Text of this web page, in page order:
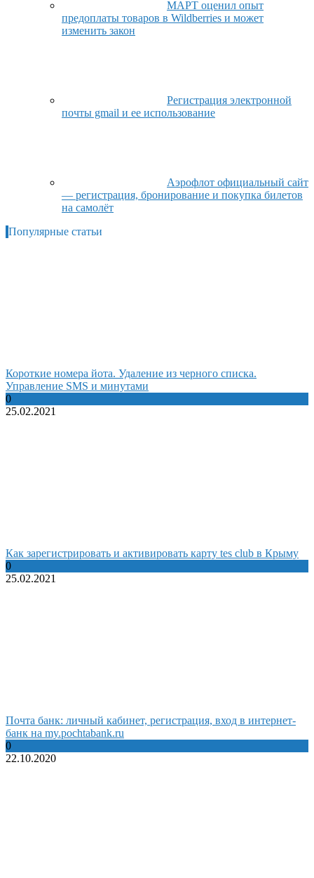
МАРТ оценил опыт
предоплаты товаров в Wildberries и может
изменить закон
Регистрация электронной
почты gmail и ее использование
Аэрофлот официальный сайт
— регистрация, бронирование и покупка билетов
на самолёт
Популярные статьи
Короткие номера йота. Удаление из черного списка.
Управление SMS и минутами
0
25.02.2021
Как зарегистрировать и активировать карту tes club в Крыму
0
25.02.2021
Почта банк: личный кабинет, регистрация, вход в интернет-
банк на my.pochtabank.ru
0
22.10.2020